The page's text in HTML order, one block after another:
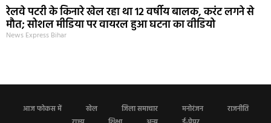
रेलवे पटरी के किनारे खेल रहा था 12 वर्षीय बालक, करंट लगने से
मौत; सोशल मीडिया पर वायरल हुआ घटना का वीडियो
News Express Bihar
आज फोकस में खेल जिला समाचार मनोरंजन
राजनीति